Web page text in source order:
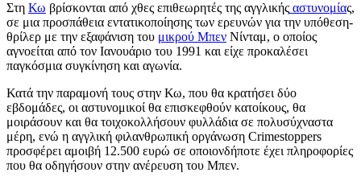
Στη Κω βρίσκονται από χθες επιθεωρητές της αγγλικής αστυνομίας,
σε μια προσπάθεια εντατικοποίησης των ερευνών για την υπόθεση-
θρίλερ με την εξαφάνιση του μικρού Μπεν Νίνταμ, ο οποίος
αγνοείται από τον Ιανουάριο του 1991 και είχε προκαλέσει
παγκόσμια συγκίνηση και αγωνία.
Κατά την παραμονή τους στην Κω, που θα κρατήσει δύο
εβδομάδες, οι αστυνομικοί θα επισκεφθούν κατοίκους, θα
μοιράσουν και θα τοιχοκολλήσουν φυλλάδια σε πολυσύχναστα
μέρη, ενώ η αγγλική φιλανθρωπική οργάνωση Crimestoppers
προσφέρει αμοιβή 12.500 ευρώ σε οποιονδήποτε έχει πληροφορίες
που θα οδηγήσουν στην ανέρευση του Μπεν.